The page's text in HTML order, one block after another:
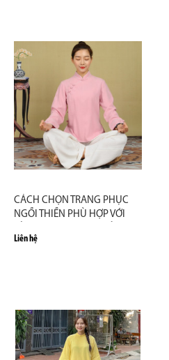
CÁCH CHỌN TRANG PHỤC
NGỒI THIỀN PHÙ HỢP VỚI
Liên hệ